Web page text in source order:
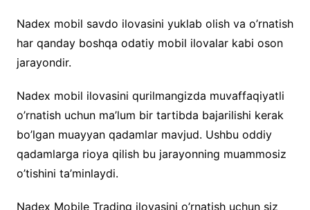
Nadex mobil savdo ilovasini yuklab olish va o’rnatish
har qanday boshqa odatiy mobil ilovalar kabi oson
jarayondir.
Nadex mobil ilovasini qurilmangizda muvaffaqiyatli
o’rnatish uchun ma’lum bir tartibda bajarilishi kerak
bo’lgan muayyan qadamlar mavjud. Ushbu oddiy
qadamlarga rioya qilish bu jarayonning muammosiz
o’tishini ta’minlaydi.
Nadex Mobile Trading ilovasini o’rnatish uchun siz